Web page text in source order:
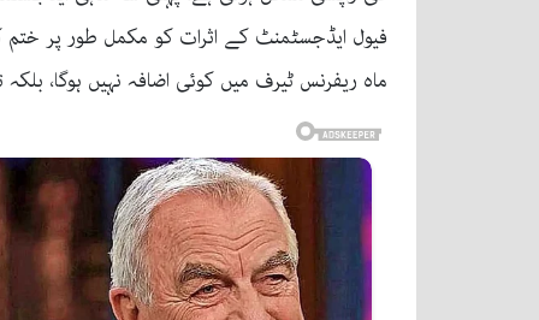
فیول ایڈجسٹمنٹ کے اثرات کو مکمل طور پر ختم
ماہ ریفرنس ٹیرف میں کوئی اضافہ نہیں ہوگا، بلکہ تقریباً 20 پیسے تک ریلیف ملنے کی